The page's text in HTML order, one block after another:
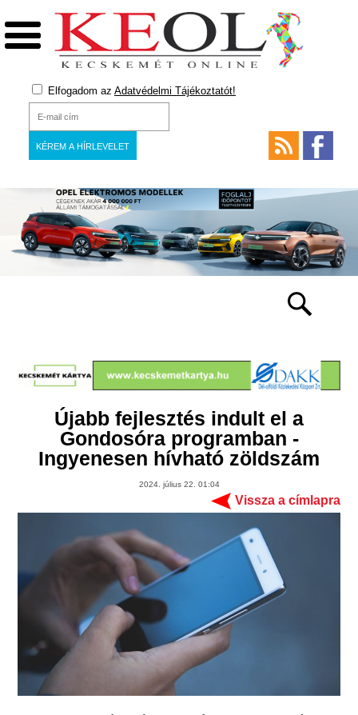
Elfogadom az Adatvédelmi Tájékoztatót!
Újabb fejlesztés indult el a
Gondosóra programban -
Ingyenesen hívható zöldszám
2024. július 22. 01:04
Vissza a címlapra